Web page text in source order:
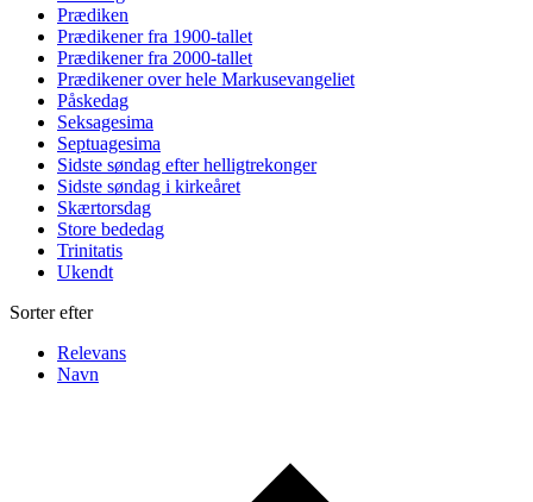
Prædiken
Prædikener fra 1900-tallet
Prædikener fra 2000-tallet
Prædikener over hele Markusevangeliet
Påskedag
Seksagesima
Septuagesima
Sidste søndag efter helligtrekonger
Sidste søndag i kirkeåret
Skærtorsdag
Store bededag
Trinitatis
Ukendt
Sorter efter
Relevans
Navn